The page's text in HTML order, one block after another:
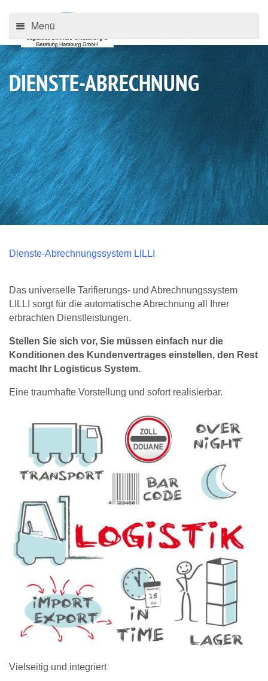
Menü
DIENSTE-ABRECHNUNG
Dienste-Abrechnungssystem LILLI
Das universelle Tarifierungs- und Abrechnungssystem
LILLI sorgt für die automatische Abrechnung all Ihrer
erbrachten Dienstleistungen.
Stellen Sie sich vor, Sie müssen einfach nur die
Konditionen des Kundenvertrages einstellen, den Rest
macht Ihr Logisticus System.
Eine traumhafte Vorstellung und sofort realisierbar.
Vielseitig und integriert